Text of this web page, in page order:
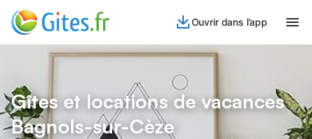
Ouvrir dans l’app
Gîtes et locations de vacances
Bagnols-sur-Cèze